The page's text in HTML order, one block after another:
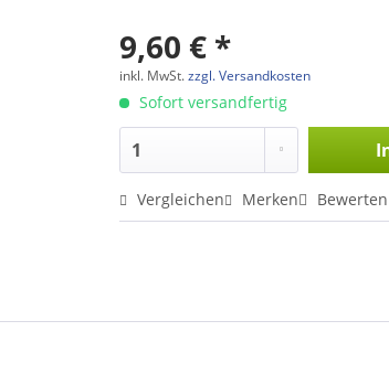
9,60 € *
inkl. MwSt.zzgl. Versandkosten
Sofort versandfertig
Vergleichen Merken Bewerten